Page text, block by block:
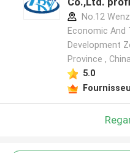
No.12
Economic And
Development
Province ,
5.0